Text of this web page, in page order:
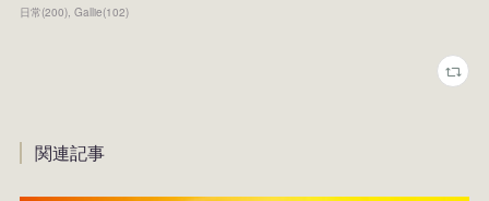
日常(200) Gallie(102)
関連記事